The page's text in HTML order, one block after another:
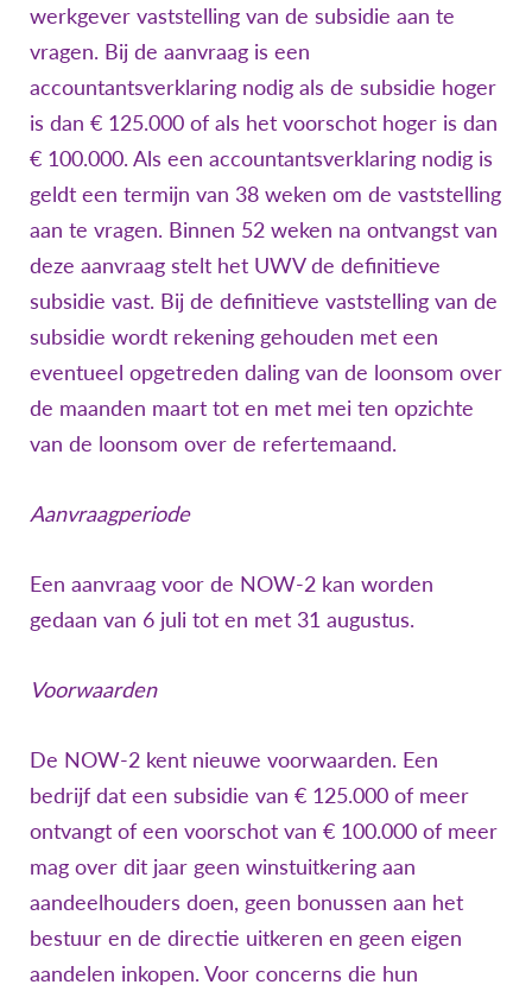
werkgever vaststelling van de subsidie aan te
vragen. Bij de aanvraag is een
accountantsverklaring nodig als de subsidie hoger
is dan € 125.000 of als het voorschot hoger is dan
€ 100.000. Als een accountantsverklaring nodig is
geldt een termijn van 38 weken om de vaststelling
aan te vragen. Binnen 52 weken na ontvangst van
deze aanvraag stelt het UWV de definitieve
subsidie vast. Bij de definitieve vaststelling van de
subsidie wordt rekening gehouden met een
eventueel opgetreden daling van de loonsom over
de maanden maart tot en met mei ten opzichte
van de loonsom over de refertemaand.
Aanvraagperiode
Een aanvraag voor de NOW-2 kan worden
gedaan van 6 juli tot en met 31 augustus.
Voorwaarden
De NOW-2 kent nieuwe voorwaarden. Een
bedrijf dat een subsidie van € 125.000 of meer
ontvangt of een voorschot van € 100.000 of meer
mag over dit jaar geen winstuitkering aan
aandeelhouders doen, geen bonussen aan het
bestuur en de directie uitkeren en geen eigen
aandelen inkopen. Voor concerns die hun